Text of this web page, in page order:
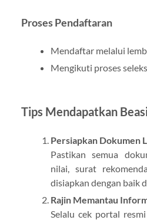
Proses Pendaftaran
Mendaftar melalui
Mengikuti proses
Tips Mendapatkan
Persiapkan Dokumen
Pastikan semua
nilai, surat
disiapkan dengan baik
Rajin Memantau
Selalu cek portal